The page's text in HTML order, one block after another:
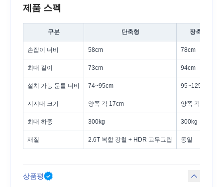
제품 스펙
구분 단축형 장축형
손잡이 너비 58cm 78cm
최대 길이 73cm 94cm
설치 가능 문틀 너비 74~95cm 95~125cm
지지대 크기 양쪽 각 17cm 양쪽 각 17cm
최대 하중 300kg 300kg
재질 2.6T 복합 강철 + HDR 고무그립 동일
상품평